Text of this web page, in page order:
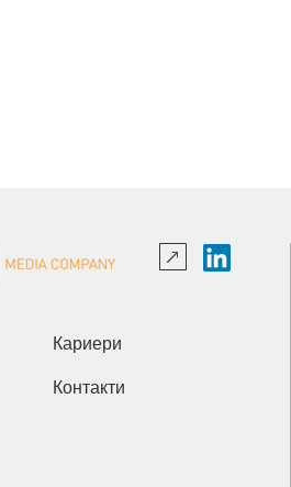
Кариери
Контакти